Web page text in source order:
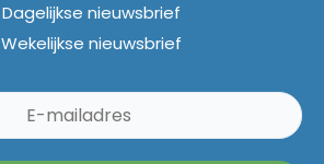
Dagelijkse nieuwsbrief
Wekelijkse nieuwsbrief